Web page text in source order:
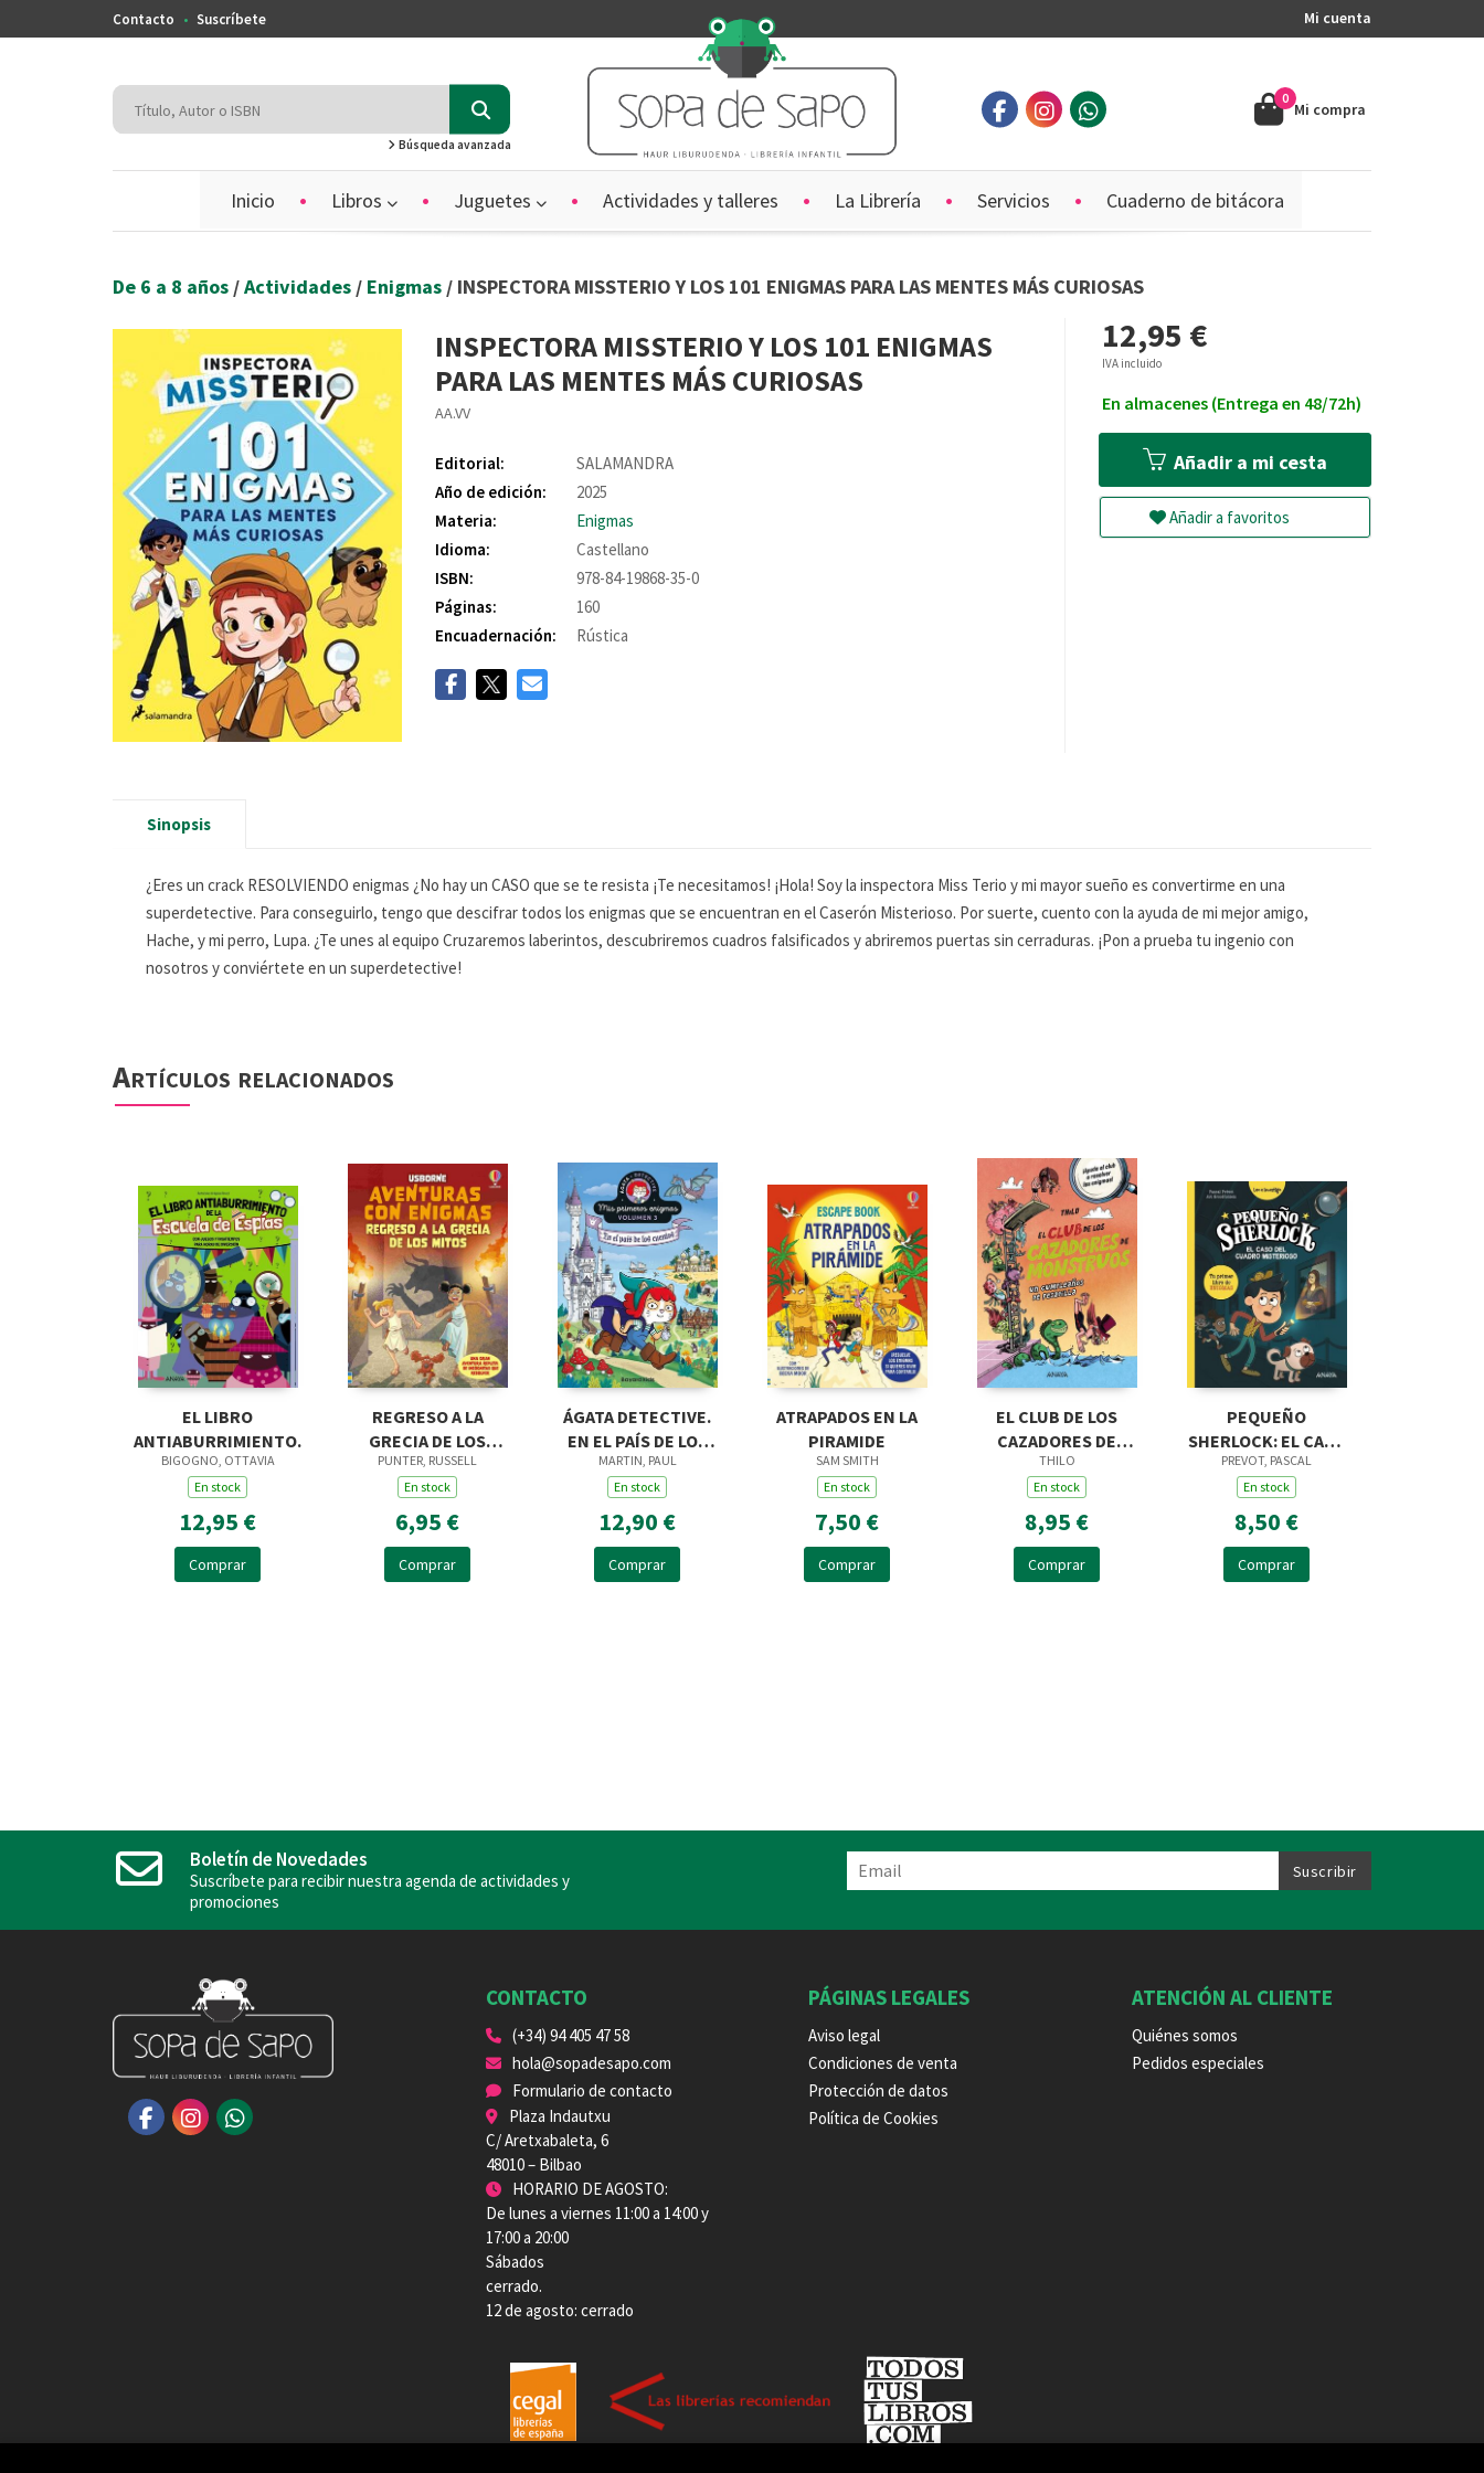
Mi cuenta
Contacto Suscríbete
Búsqueda avanzada
Mi compra
0
Inicio Libros Juguetes Actividades y talleres La Librería Servicios Cuaderno de bitácora
De 6 a 8 años /Actividades / Enigmas / INSPECTORA MISSTERIO Y LOS 101 ENIGMAS PARA LAS MENTES MÁS CURIOSAS
INSPECTORA MISSTERIO Y LOS 101 ENIGMAS
PARA LAS MENTES MÁS CURIOSAS
AA.VV
Editorial:
SALAMANDRA
Año de edición:
2025
Materia:
Enigmas
Idioma:
Castellano
ISBN:
978-84-19868-35-0
Páginas:
160
Encuadernación:
Rústica
12,95 €
IVA incluido
En almacenes (Entrega en 48/72h)
Añadir a mi cesta
Añadir a favoritos
Sinopsis
¿Eres un crack RESOLVIENDO enigmas ¿No hay un CASO que se te resista ¡Te necesitamos! ¡Hola! Soy la inspectora Miss Terio y mi mayor sueño es convertirme en una
superdetective. Para conseguirlo, tengo que descifrar todos los enigmas que se encuentran en el Caserón Misterioso. Por suerte, cuento con la ayuda de mi mejor amigo,
Hache, y mi perro, Lupa. ¿Te unes al equipo Cruzaremos laberintos, descubriremos cuadros falsificados y abriremos puertas sin cerraduras. ¡Pon a prueba tu ingenio con
nosotros y conviértete en un superdetective!
Artículos relacionados
EL LIBRO
ANTIABURRIMIENTO.
BIGOGNO, OTTAVIA
En stock
12,95 €
Comprar
REGRESO A LA
GRECIA DE LOS
MITOS
PUNTER, RUSSELL
En stock
6,95 €
Comprar
ÁGATA DETECTIVE.
EN EL PAÍS DE LOS
CUENTOS
MARTIN, PAUL
En stock
12,90 €
Comprar
ATRAPADOS EN LA
PIRAMIDE
SAM SMITH
En stock
7,50 €
Comprar
EL CLUB DE LOS
CAZADORES DE
MONSTRUOS 4. UN
CUMPLEAÑOS DE
PESADILLA
THILO
En stock
8,95 €
Comprar
PEQUEÑO
SHERLOCK: EL CASO
DEL CUADRO
MISTERIOSO
PREVOT, PASCAL
En stock
8,50 €
Comprar
Boletín de Novedades
Suscríbete para recibir nuestra agenda de actividades y
promociones
CONTACTO
(+34) 94 405 47 58
hola@sopadesapo.com
Formulario de contacto
Plaza Indautxu
C/ Aretxabaleta, 6
48010 – Bilbao
HORARIO DE AGOSTO:
De lunes a viernes 11:00 a 14:00 y
17:00 a 20:00
Sábados
cerrado.
12 de agosto: cerrado
PÁGINAS LEGALES
Aviso legal
Condiciones de venta
Protección de datos
Política de Cookies
ATENCIÓN AL CLIENTE
Quiénes somos
Pedidos especiales